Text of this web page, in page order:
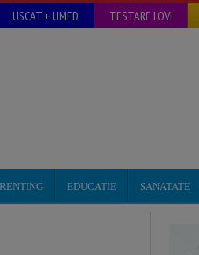
USCAT + UMED TESTARE LOVI
EDUCATIE SANATATE